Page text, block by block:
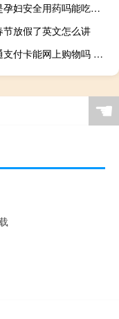
泰诺是孕妇安全用药吗能吃吗（泰诺是孕妇安全用药吗）
节放假了英文怎么讲
中银通支付卡能网上购物吗 中银通支付银通卡
☚